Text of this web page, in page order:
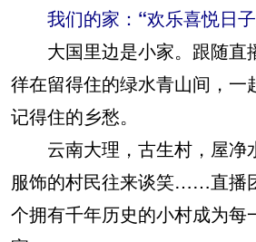
我们的家：“欢乐喜悦日子
大国里边是小家。跟随直
徉在留得住的绿水青山间，一
记得住的乡愁。
云南大理，古生村，屋净
服饰的村民往来谈笑……直播
个拥有千年历史的小村成为每